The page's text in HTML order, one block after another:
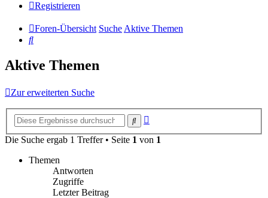
Registrieren
Foren-Übersicht SucheAktive Themen
Suche
Aktive Themen
Zur erweiterten Suche
Suche
Die Suche ergab 1 Treffer • Seite 1 von 1
Themen
Antworten
Zugriffe
Letzter Beitrag